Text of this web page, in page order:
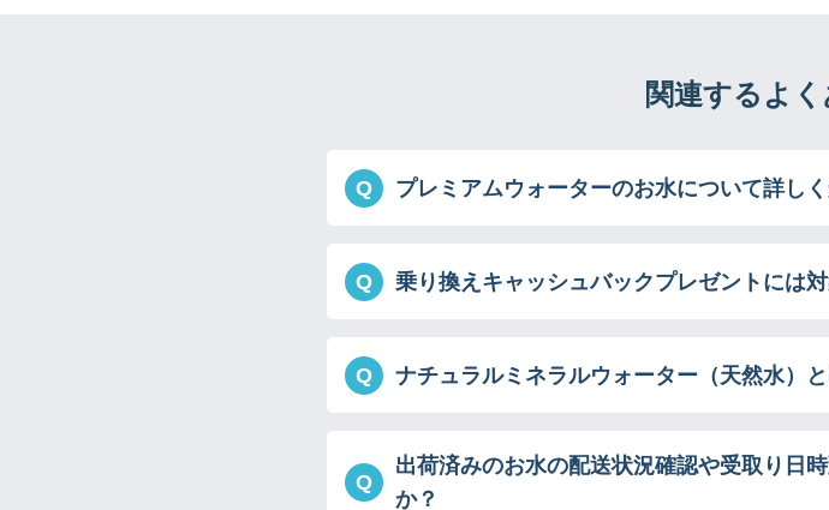
関連するよ
Q プレミアムウォーターのお水について詳し
Q 乗り換えキャッシュバックプレゼントには
Q ナチュラルミネラルウォーター（天然水）
Q
出荷済みのお水の配送状況確認や受取り日
か？